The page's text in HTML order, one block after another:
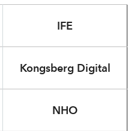
o
IFE
Kongsberg Digital
NHO